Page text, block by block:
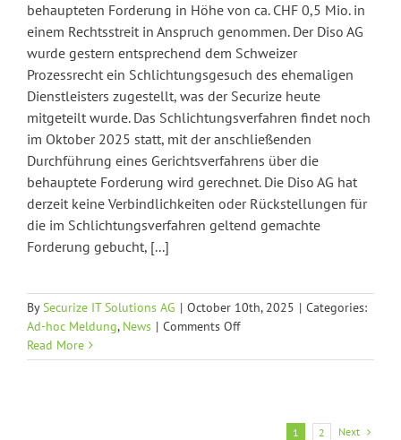
behaupteten Forderung in Höhe von ca. CHF 0,5 Mio. in
einem Rechtsstreit in Anspruch genommen. Der Diso AG
wurde gestern entsprechend dem Schweizer
Prozessrecht ein Schlichtungsgesuch des ehemaligen
Dienstleisters zugestellt, was der Securize heute
mitgeteilt wurde. Das Schlichtungsverfahren findet noch
im Oktober 2025 statt, mit der anschließenden
Durchführung eines Gerichtsverfahrens über die
behauptete Forderung wird gerechnet. Die Diso AG hat
derzeit keine Verbindlichkeiten oder Rückstellungen für
die im Schlichtungsverfahren geltend gemachte
Forderung gebucht, [...]
BySecurize IT Solutions AG | October 10th, 2025 | Categories:
Ad-hoc Meldung, News | Comments Offon
IT
Schlichtungsverfahren
Read More
1 2 Next